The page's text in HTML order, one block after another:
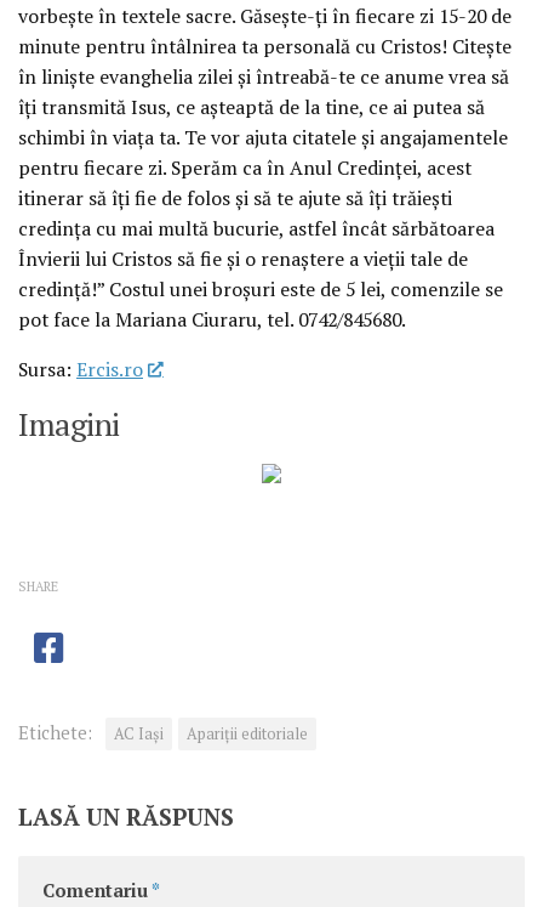
vorbeşte în textele sacre. Găseşte-ţi în fiecare zi 15-20 de
minute pentru întâlnirea ta personală cu Cristos! Citeşte
în linişte evanghelia zilei şi întreabă-te ce anume vrea să
îţi transmită Isus, ce aşteaptă de la tine, ce ai putea să
schimbi în viaţa ta. Te vor ajuta citatele şi angajamentele
pentru fiecare zi. Sperăm ca în Anul Credinţei, acest
itinerar să îţi fie de folos şi să te ajute să îţi trăieşti
credinţa cu mai multă bucurie, astfel încât sărbătoarea
Învierii lui Cristos să fie şi o renaştere a vieţii tale de
credinţă!” Costul unei broşuri este de 5 lei, comenzile se
pot face la Mariana Ciuraru, tel. 0742/845680.
Sursa: Ercis.ro
Imagini
SHARE
Etichete: AC Iași Apariţii editoriale
LASĂ UN RĂSPUNS
Comentariu *